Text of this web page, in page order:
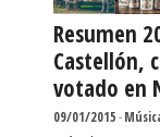
Resumen
Castellón,
votado en
09/01/2015-